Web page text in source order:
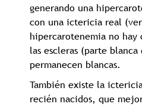
generando una
con una ictericia real
hipercarotenemia no
las escleras (parte
permanecen blancas.
También existe la
recién nacidos, que